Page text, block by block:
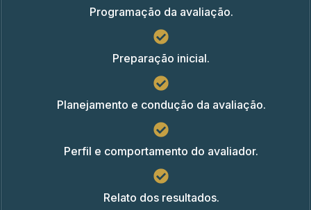
Programação da avaliação.
Preparação inicial.
Planejamento e condução da avaliação.
Perfil e comportamento do avaliador.
Relato dos resultados.